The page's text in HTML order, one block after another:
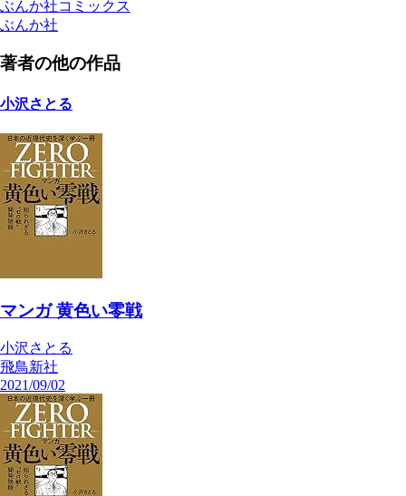
ぶんか社コミックス
ぶんか社
著者の他の作品
小沢さとる
マンガ 黄色い零戦
小沢さとる
飛鳥新社
2021/09/02